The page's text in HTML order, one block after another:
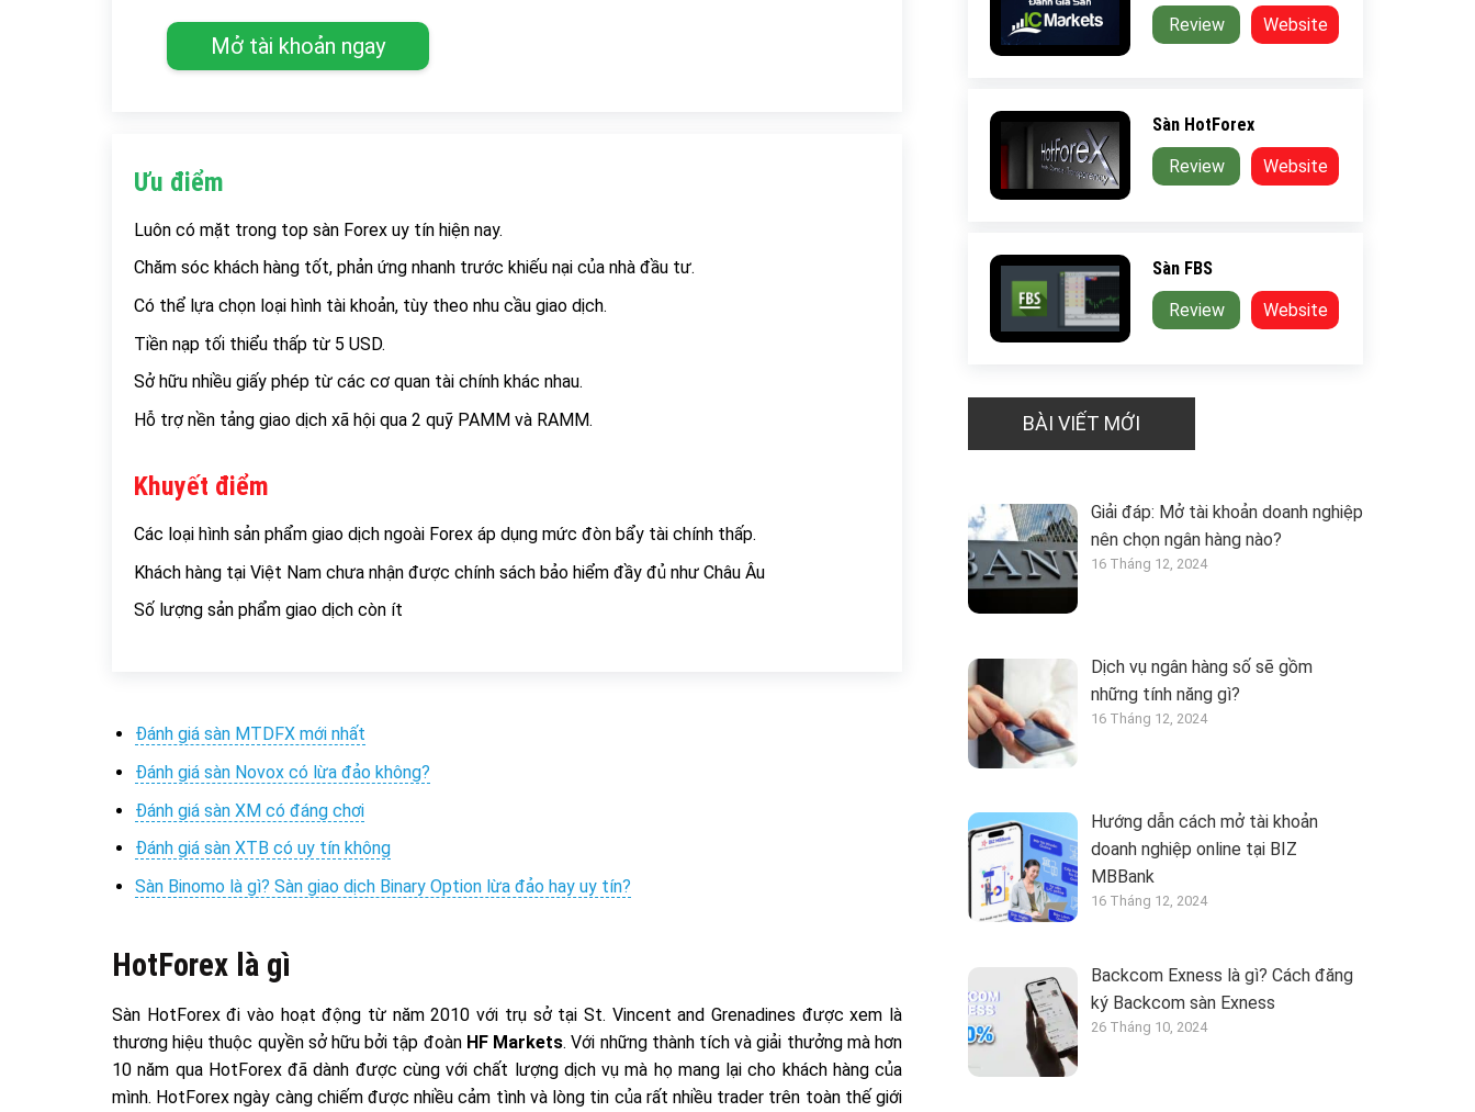
Mở tài khoản ngay
Ưu điểm
Luôn có mặt trong top sàn Forex uy tín hiện nay.
Chăm sóc khách hàng tốt, phản ứng nhanh trước khiếu nại của nhà đầu tư.
Có thể lựa chọn loại hình tài khoản, tùy theo nhu cầu giao dịch.
Tiền nạp tối thiểu thấp từ 5 USD.
Sở hữu nhiều giấy phép từ các cơ quan tài chính khác nhau.
Hỗ trợ nền tảng giao dịch xã hội qua 2 quỹ PAMM và RAMM.
Khuyết điểm
Các loại hình sản phẩm giao dịch ngoài Forex áp dụng mức đòn bẩy tài chính thấp.
Khách hàng tại Việt Nam chưa nhận được chính sách bảo hiểm đầy đủ như Châu Âu
Số lượng sản phẩm giao dịch còn ít
Đánh giá sàn MTDFX mới nhất
Đánh giá sàn Novox có lừa đảo không?
Đánh giá sàn XM có đáng chơi
Đánh giá sàn XTB có uy tín không
Sàn Binomo là gì? Sàn giao dịch Binary Option lừa đảo hay uy tín?
HotForex là gì
Sàn HotForex đi vào hoạt động từ năm 2010 với trụ sở tại St. Vincent and Grenadines được xem là
thương hiệu thuộc quyền sở hữu bởi tập đoàn HF Markets. Với những thành tích và giải thưởng mà hơn
10 năm qua HotForex đã dành được cùng với chất lượng dịch vụ mà họ mang lại cho khách hàng của
mình. HotForex ngày càng chiếm được nhiều cảm tình và lòng tin của rất nhiều trader trên toàn thế giới
Review
Website
Sàn HotForex
Review
Website
Sàn FBS
Review
Website
BÀI VIẾT MỚI
Giải đáp: Mở tài khoản doanh nghiệp
nên chọn ngân hàng nào?
16 Tháng 12, 2024
Dịch vụ ngân hàng số sẽ gồm
những tính năng gì?
16 Tháng 12, 2024
Hướng dẫn cách mở tài khoản
doanh nghiệp online tại BIZ
MBBank
16 Tháng 12, 2024
Backcom Exness là gì? Cách đăng
ký Backcom sàn Exness
26 Tháng 10, 2024